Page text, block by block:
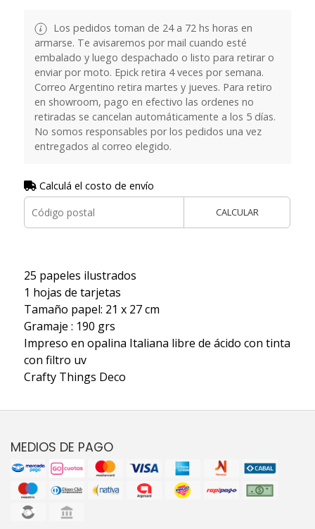
Los pedidos toman de 24 a 72 hs horas en
armarse. Te avisaremos por mail cuando esté
embalado y luego despachado o listo para retirar o
enviar por moto. Epick retira 4 veces por semana.
Correo Argentino retira martes y jueves. Para retiro
en showroom, pago en efectivo las ordenes no
retiradas se cancelan automáticamente a los 5 días.
No somos responsables por los pedidos una vez
entregados al correo elegido.
Calculá el costo de envío
CALCULAR
25 papeles ilustrados
1 hojas de tarjetas
Tamaño papel: 21 x 27 cm
Gramaje : 190 grs
Impreso en opalina Italiana libre de ácido con tinta
con filtro uv
Crafty Things Deco
MEDIOS DE PAGO